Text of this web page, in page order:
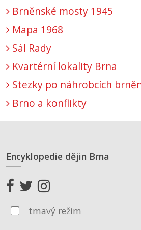
Brněnské mosty 1945
Mapa 1968
Sál Rady
Kvartérní lokality Brna
Stezky po náhrobcích
Brno a konflikty
Encyklopedie dějin Brna
tmavý režim